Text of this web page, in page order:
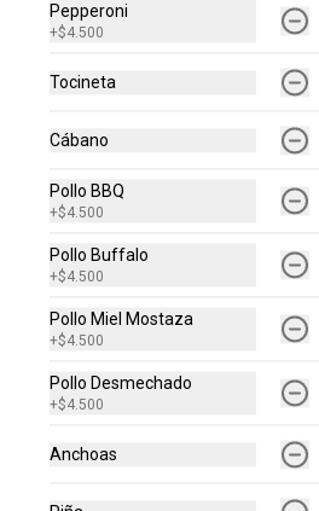
Personales Favoritas
(Pollo BBQ, Hawaiana, Buffalo
Wings, Jamón Champiñon,
$43.900
Pepperoni
+$4.500
Tocineta
Cábano
Pollo BBQ
+$4.500
Pollo Buffalo
+$4.500
Pollo Miel Mostaza
+$4.500
Pollo Desmechado
+$4.500
Anchoas